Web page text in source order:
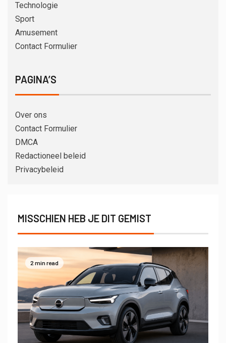
Technologie
Sport
Amusement
Contact Formulier
PAGINA’S
Over ons
Contact Formulier
DMCA
Redactioneel beleid
Privacybeleid
MISSCHIEN HEB JE DIT GEMIST
2 min read